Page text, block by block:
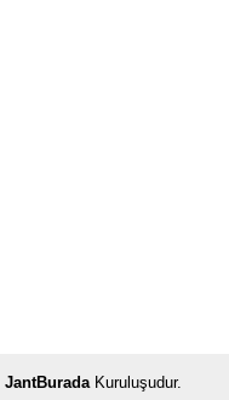
JantBuradaKuruluşudur.